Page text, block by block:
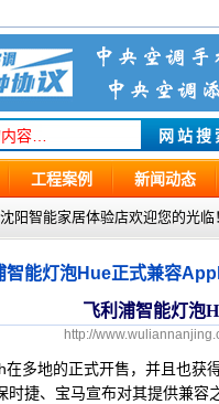
工程案例 新闻动态
阳智能家居体验店欢迎您的光临
智能灯泡Hue正式兼容
飞利浦智能灯泡
http://
地的正式开售，并且也获
捷、宝马宣布对其提供兼容